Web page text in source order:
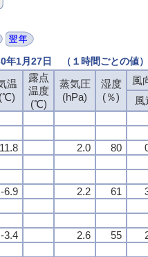
年1月27日 （１時間ごとの値）
温
(℃)
露点
温度
(℃)
蒸気圧
(hPa)
湿度
(％)
風
風
2.0 80
-6.9 2.2 61
-3.4 2.6 55